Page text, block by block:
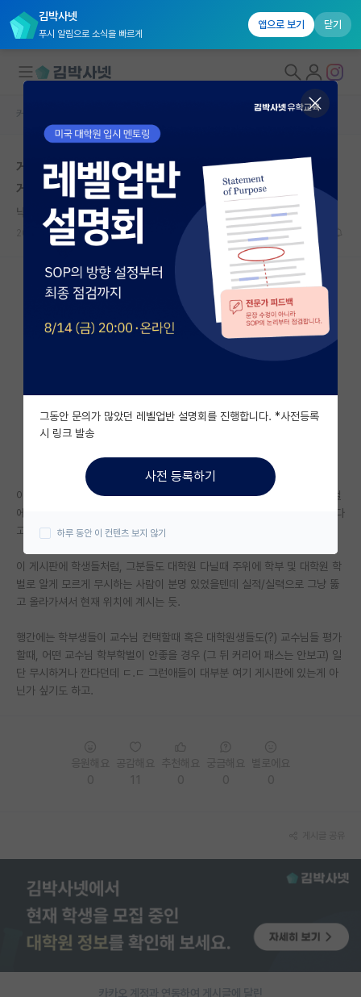
김박사넷
푸시 알림으로 소식을 빠르게
앱으로 보기 닫기
대학원생 모집
국내대학원 정보
연구실&오픈랩
커뮤니티
커뮤니티 홈
전체글보기
베스트 게시판
자유 게시판(아무개랩)
미국 유학 게시판
미국 대학원 합격 후기 게시판
대학원생 모집 게시판
연구실(PI) 홍보 게시판
석박사 채용 정보 게시판
학부 인턴 게시판
취업 게시판
장학금/장학생 게시판
학술 정보 게시판
홍보 게시판
커리어
커뮤니티 홈
게시판 보면 학부/대학원 학벌가지고 무시하거나 혹은 이
게 중요하네 마네 난리인데
낙천적인 레프 톨스토이
2024.03.11 3707
이런거 볼때마다, 각 분야에 보면 상대적으로 안좋은 학부 혹은 대학원 학벌
에도 불구하고 위로 뚫고 올라가시는 연구자 및 교수분들이 더더욱 대단하다
고 생각든다.
이 게시판에 학생들처럼, 그분들도 대학원 다닐때 주위에 학부 및 대학원 학
벌로 알게 모르게 무시하는 사람이 분명 있었을텐데 실적/실력으로 그냥 뚫
고 올라가셔서 현재 위치에 계시는 듯.
행간에는 학부생들이 교수님 컨택할때 혹은 대학원생들도(?) 교수님들 평가
할때, 어떤 교수님 학부학벌이 안좋을 경우 (그 뒤 커리어 패스는 안보고) 일
단 무시하거나 깐다던데 ㄷ.ㄷ 그런애들이 대부분 여기 게시판에 있는게 아
닌가 싶기도 하고.
카카오 계정과 연동하여 게시글에 달린
그동안 문의가 많았던 레벨업반 설명회를 진행합니다. *사전등록
시 링크 발송
사전 등록하기
하루 동안 이 컨텐츠 보지 않기